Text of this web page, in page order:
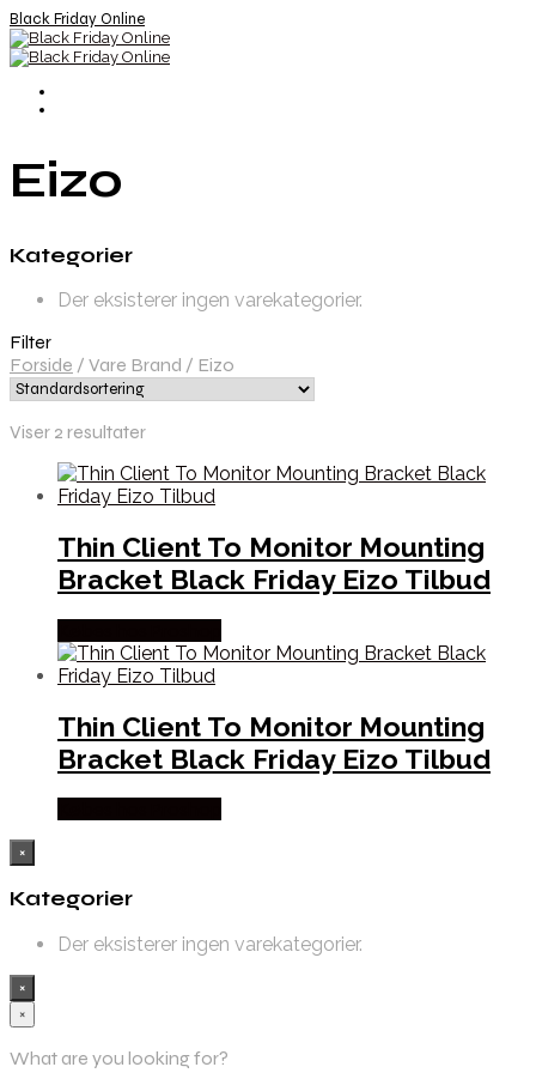
Black Friday Online
Eizo
Kategorier
Der eksisterer ingen varekategorier.
Filter
Forside / Vare Brand / Eizo
Viser 2 resultater
Thin Client To Monitor Mounting
Bracket Black Friday Eizo Tilbud
Thin Client To Monitor Mounting
Bracket Black Friday Eizo Tilbud
×
Kategorier
Der eksisterer ingen varekategorier.
×
×
What are you looking for?